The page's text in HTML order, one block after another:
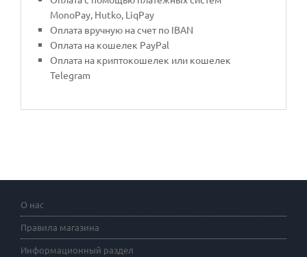
MonoPay, Hutko, LiqPay
Оплата вручную на счет по IBAN
Оплата на кошелек PayPal
Оплата на криптокошелек или кошелек
Telegram
О нас
Правила магазина
Информационный раздел